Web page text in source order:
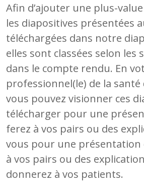
Afin d’ajouter une plus-
les diapositives présentées
téléchargées dans notre
elles sont classées selon les
dans le compte rendu. En
professionnel(le) de la santé
vous pouvez visionner ces
télécharger pour une
ferez à vos pairs ou des
vous pour une présentation
à vos pairs ou des
donnerez à vos patients.